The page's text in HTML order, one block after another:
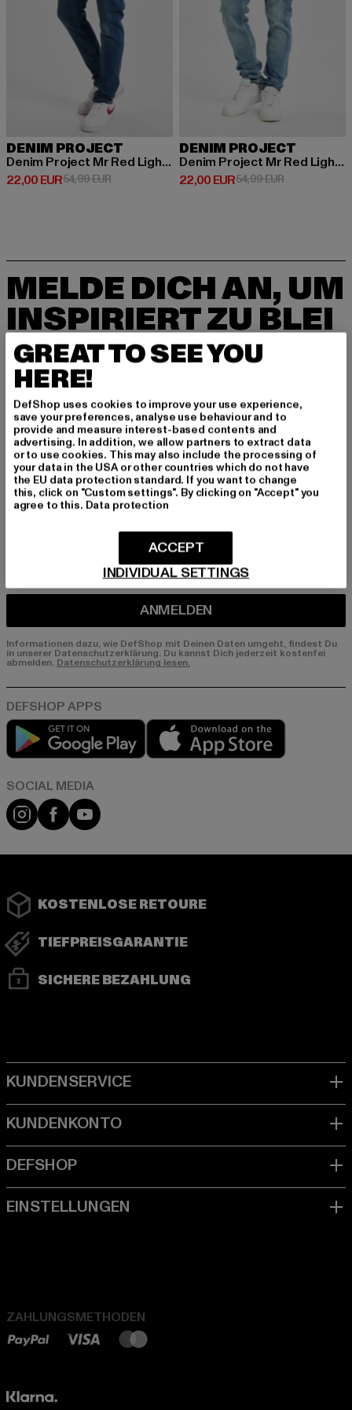
DENIM PROJECT
Denim Project Mr Red Light Destroy Slim Fit Jeans
22,00 EUR
Derzeitiger Preis: 22,00 EUR
54,99 EURAktionspreis: 54,99 EUR
DENIM PROJECT
Denim Project Mr Red Light Destroy Slim Fit Jeans
22,00 EUR
Derzeitiger Preis: 22,00 EUR
54,99 EURAktionspreis:
MELDE DICH AN, UM
INSPIRIERT ZU BLEI
BEN!
Melde dich hier für unseren Newsletter an und
erhalte künftig Informationen über aktuelle Tre
nds, Angebote und Gutscheine von DefShop p
er E-Mail!
An welchen Produkten bist du interessiert?
MÄNNER
ANMELDEN
Informationen dazu, wie DefShop mit Deinen Daten umgeht, findest Du
in unserer Datenschutzerklärung. Du kannst Dich jederzeit kostenfei
abmelden. Datenschutzerklärung lesen.
Play market
Instagram
FacebookYouTube
KOSTENLOSE RETOURE
TIEFPREISGARANTIE
SICHERE BEZAHLUNG
ZAHLUNGSMETHODEN
GREAT TO SEE YOU
HERE!
DefShop uses cookies to improve your use experience,
save your preferences, analyse use behaviour and to
provide and measure interest-based contents and
advertising. In addition, we allow partners to extract data
or to use cookies. This may also include the processing of
your data in the USA or other countries which do not have
the EU data protection standard. If you want to change
this, click on "Custom settings". By clicking on "Accept" you
agree to this. Data protection
INDIVIDUAL SETTINGS
ACCEPT